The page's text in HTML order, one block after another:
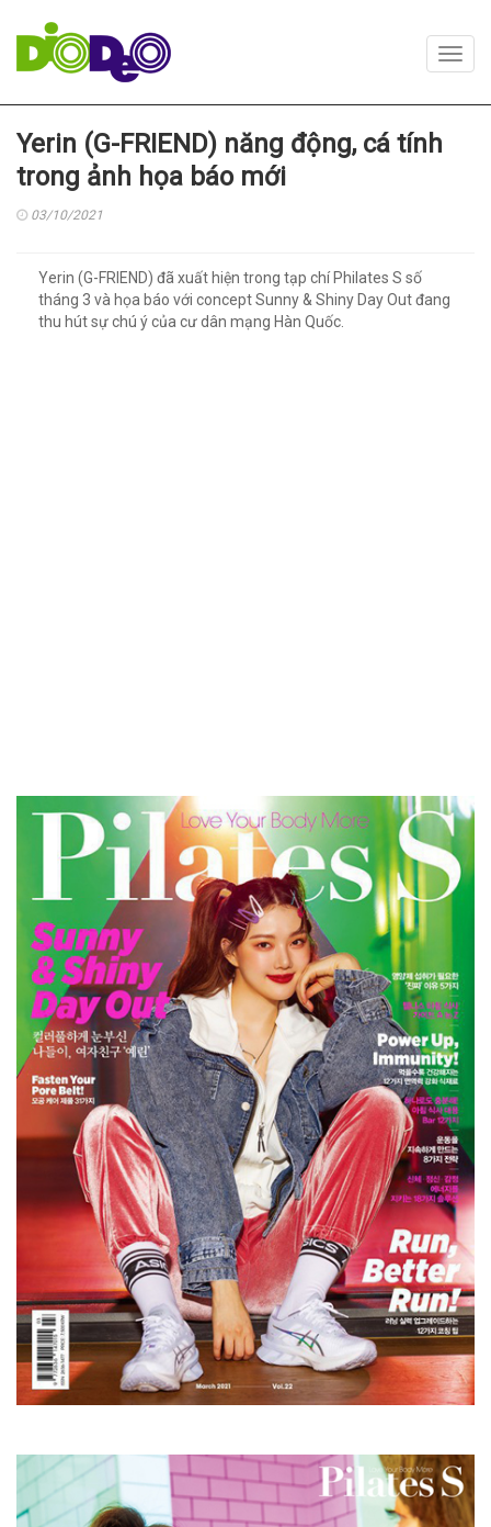
Yerin (G-FRIEND) năng động, cá tính
trong ảnh họa báo mới
03/10/2021
Yerin (G-FRIEND) đã xuất hiện trong tạp chí Philates S số
tháng 3 và họa báo với concept Sunny & Shiny Day Out đang
thu hút sự chú ý của cư dân mạng Hàn Quốc.